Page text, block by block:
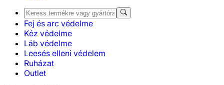
Fej és arc védelme
Kéz védelme
Láb védelme
Leesés elleni védelem
Ruházat
Outlet